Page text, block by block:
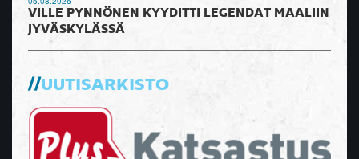
VILLE PYNNÖNEN KYYDITTI LEGENDAT MAALIIN
JYVÄSKYLÄSSÄ
UUTISARKISTO